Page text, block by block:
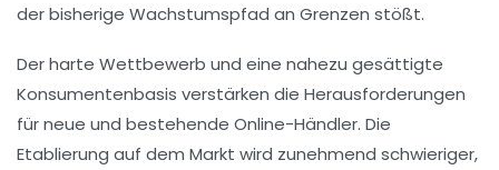
der bisherige Wachstumspfad an Grenzen stößt.
Der harte Wettbewerb und eine nahezu gesättigte
Konsumentenbasis verstärken die Herausforderungen
für neue und bestehende Online-Händler. Die
Etablierung auf dem Markt wird zunehmend schwieriger,